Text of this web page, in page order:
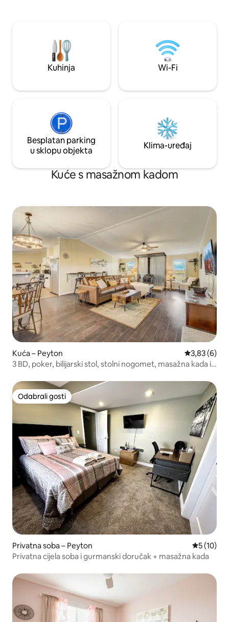
Kuhinja Wi-Fi
Besplatan parking
u sklopu objekta
Klima-uređaj
Kuće s masažnom kadom
Kuća – Peyton Prosječna
3,83 (6)
3 BD, poker, bilijarski stol, stolni nogomet, masažna kada i
Odabrali gosti
Odabrali gosti
Privatna soba – Peyton Prosječna
5 (10)
Privatna cijela soba i gurmanski doručak + masažna kada